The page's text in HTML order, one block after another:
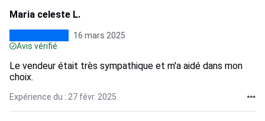
Maria celeste L.
16 mars 2025
Avis vérifié
Le vendeur était très sympathique et m'a aidé dans mon
choix.
Expérience du : 27 févr. 2025